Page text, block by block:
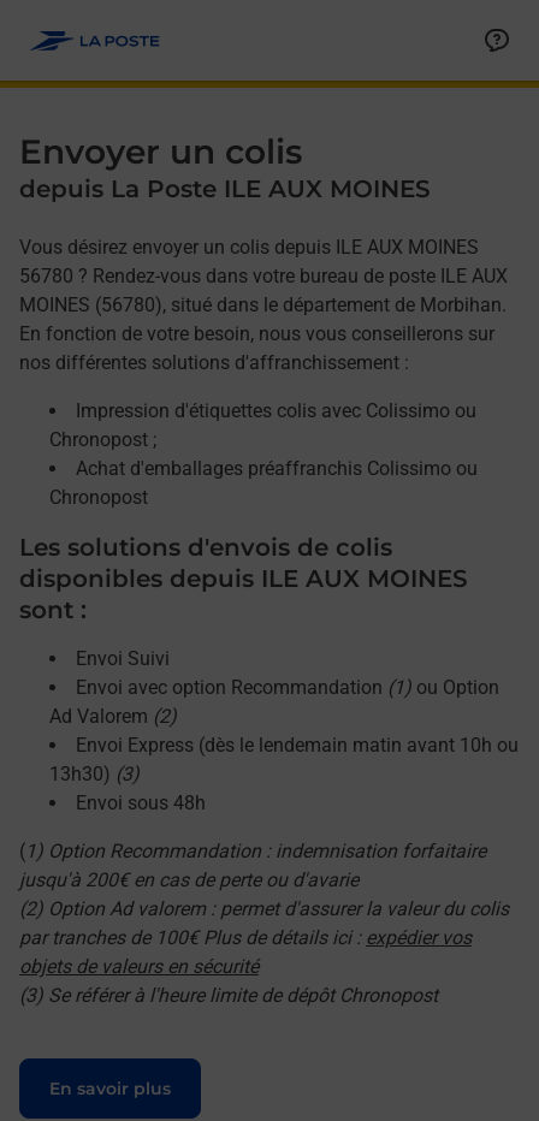
Envoyer un colis
depuis La Poste ILE AUX MOINES
Vous désirez envoyer un colis depuis ILE AUX MOINES
56780 ? Rendez-vous dans votre bureau de poste ILE AUX
MOINES (56780), situé dans le département de Morbihan.
En fonction de votre besoin, nous vous conseillerons sur
nos différentes solutions d'affranchissement :
Impression d'étiquettes colis avec Colissimo ou
Chronopost ;
Achat d'emballages préaffranchis Colissimo ou
Chronopost
Les solutions d'envois de colis
disponibles depuis ILE AUX MOINES
sont :
Envoi Suivi
Envoi avec option Recommandation (1) ou Option
Ad Valorem (2)
Envoi Express (dès le lendemain matin avant 10h ou
13h30) (3)
Envoi sous 48h
( 1) Option Recommandation : indemnisation forfaitaire
jusqu'à 200€ en cas de perte ou d'avarie
(2) Option Ad valorem : permet d'assurer la valeur du colis
par tranches de 100€ Plus de détails ici : expédier vos
objets de valeurs en sécurité
(3) Se référer à l'heure limite de dépôt Chronopost
En savoir plus
Le lien s'ouvre dans un nouvel onglet